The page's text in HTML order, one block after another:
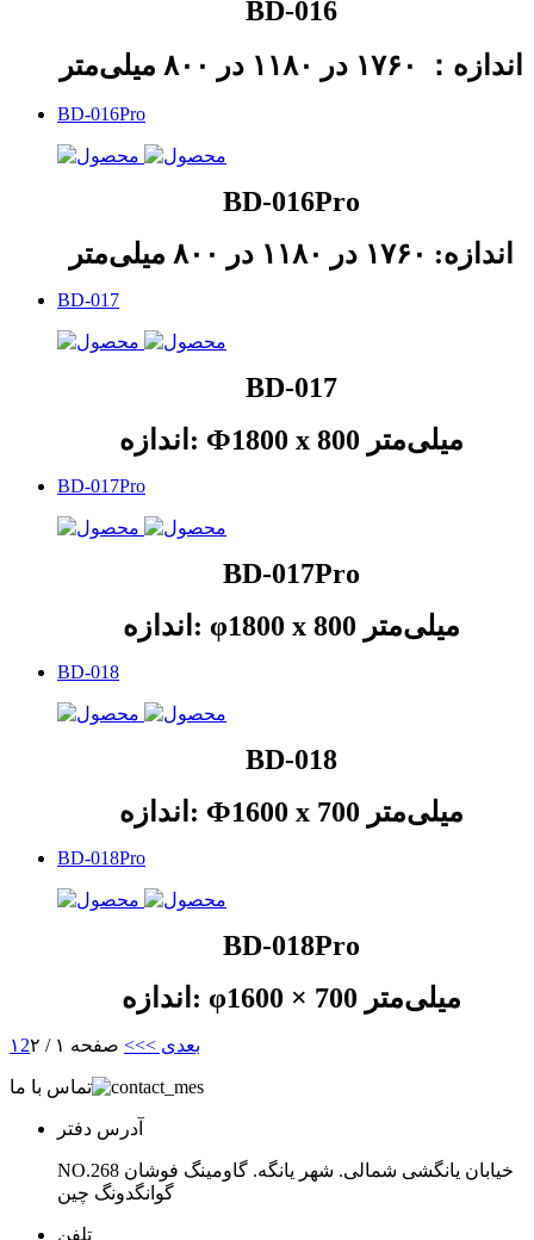
BD-016
اندازه： ۱۷۶۰ در ۱۱۸۰ در ۸۰۰ میلی‌متر
BD-016Pro
BD-016Pro
اندازه: ۱۷۶۰ در ۱۱۸۰ در ۸۰۰ میلی‌متر
BD-017
BD-017
اندازه: Ф1800 x 800 میلی‌متر
BD-017Pro
BD-017Pro
اندازه: φ1800 x 800 میلی‌متر
BD-018
BD-018
اندازه: Ф1600 x 700 میلی‌متر
BD-018Pro
BD-018Pro
اندازه: φ1600 × 700 میلی‌متر
۱ 2 بعدی >>> صفحه ۱ / ۲
تماس با ما
آدرس دفتر
NO.268 خیابان یانگشی شمالی. شهر یانگه. گاومینگ فوشان
گوانگدونگ چین
تلفن